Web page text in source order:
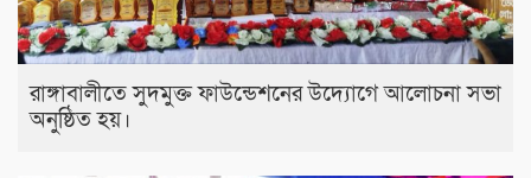
রাঙ্গাবালীতে সুদমুক্ত ফাউন্ডেশনের উদ্যোগে আলোচনা সভা
অনুষ্ঠিত হয়।